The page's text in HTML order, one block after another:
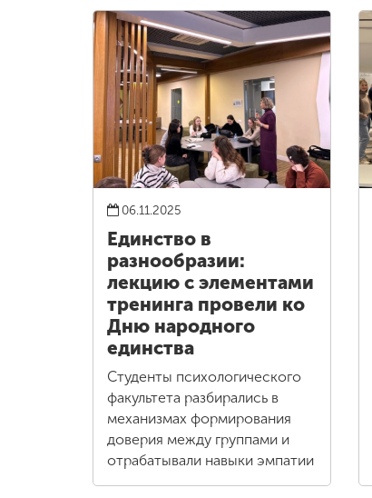
06.11.2025
Единство в
разнообразии:
лекцию с элементами
тренинга провели ко
Дню народного
единства
Студенты психологического
факультета разбирались в
механизмах формирования
доверия между группами и
отрабатывали навыки эмпатии